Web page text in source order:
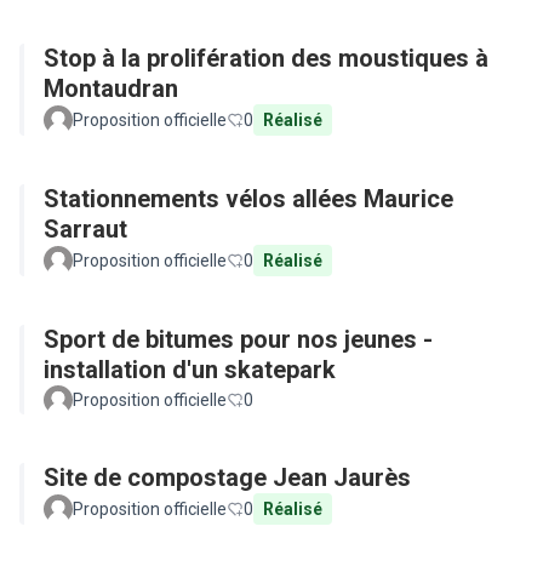
Stop à la prolifération des moustiques à
Montaudran
Proposition officielle 0 Réalisé
Stationnements vélos allées Maurice
Sarraut
Proposition officielle 0 Réalisé
Sport de bitumes pour nos jeunes -
installation d'un skatepark
Proposition officielle 0
Site de compostage Jean Jaurès
Proposition officielle 0 Réalisé